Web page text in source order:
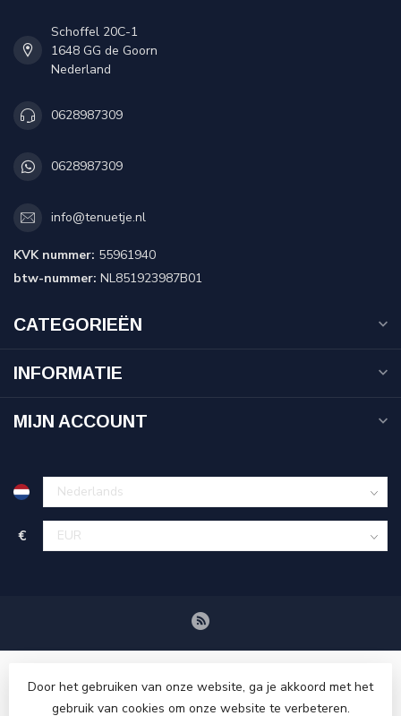
Schoffel 20C-1
1648 GG de Goorn
Nederland
0628987309
0628987309
info@tenuetje.nl
KVK nummer: 55961940
btw-nummer: NL851923987B01
CATEGORIEËN
INFORMATIE
MIJN ACCOUNT
€
Door het gebruiken van onze website, ga je akkoord met het
gebruik van cookies om onze website te verbeteren.